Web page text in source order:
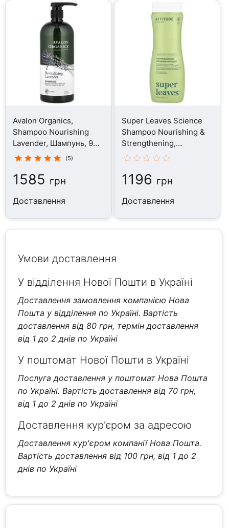
Avalon Organics,
Shampoo Nourishing
Lavender, Шампунь, 946
мл
(5)
1585 грн
Доставлення
Super Leaves Science
Shampoo Nourishing &
Strengthening,
Шампунь, 473 мл
1196 грн
Доставлення
Умови доставлення
У відділення Нової Пошти в Україні
Доставлення замовлення компанією Нова
Пошта у відділення по Україні. Вартість
доставлення від 80 грн, термін доставлення
від 1 до 2 днів по Україні
У поштомат Нової Пошти в Україні
Послуга доставлення у поштомат Нова Пошта
по Україні. Вартість доставлення від 70 грн,
від 1 до 2 днів по Україні
Доставлення кур'єром за адресою
Доставлення кур'єром компанії Нова Пошта.
Вартість доставлення від 100 грн, від 1 до 2
днів по Україні